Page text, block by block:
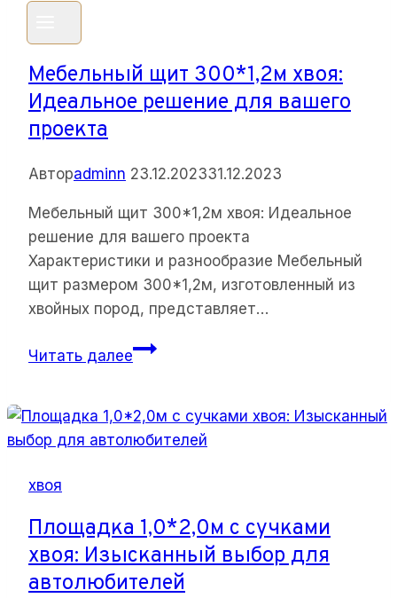
Мебельный щит 300*1,2м хвоя:
Идеальное решение для вашего
проекта
Авторadminn 23.12.202331.12.2023
Мебельный щит 300*1,2м хвоя: Идеальное
решение для вашего проекта
Характеристики и разнообразие Мебельный
щит размером 300*1,2м, изготовленный из
хвойных пород, представляет…
Читать далееМебельный
хвоя:
Идеальное
вашего
проекта
хвоя
Площадка 1,0*2,0м с сучками
хвоя: Изысканный выбор для
автолюбителей